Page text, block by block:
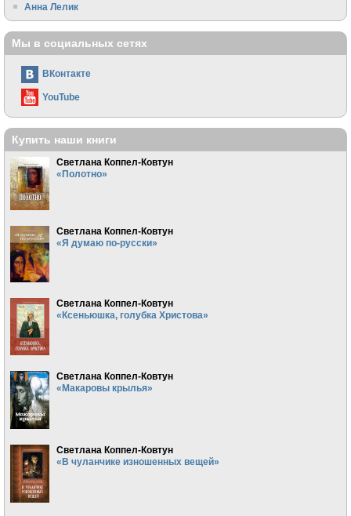
Анна Лелик
Мы в социальных сетях
ВКонтакте
YouTube
Купить наши книги
Светлана Коппел-Ковтун
«Полотно»
Светлана Коппел-Ковтун
«Я думаю по-русски»
Светлана Коппел-Ковтун
«Ксеньюшка, голубка Христова»
Светлана Коппел-Ковтун
«Макаровы крылья»
Светлана Коппел-Ковтун
«В чуланчике изношенных вещей»